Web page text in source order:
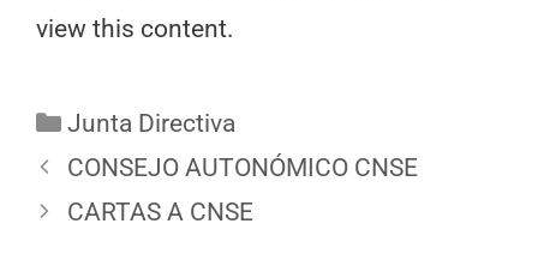
view this content.
Junta Directiva
CONSEJO AUTONÓMICO CNSE
CARTAS A CNSE